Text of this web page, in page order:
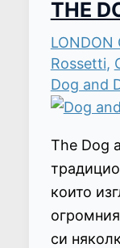
THE
LONDON
Rossetti,
Dog and
The Dog
които
си